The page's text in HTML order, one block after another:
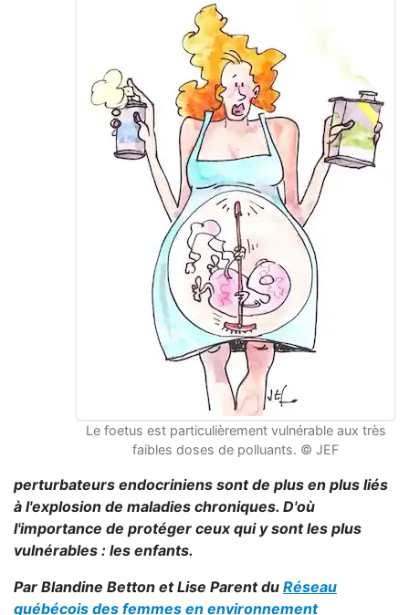
Le foetus est particulièrement vulnérable aux très
faibles doses de polluants. © JEF
perturbateurs endocriniens sont de plus en plus liés
à l'explosion de maladies chroniques. D'où
l'importance de protéger ceux qui y sont les plus
vulnérables : les enfants.
Par Blandine Betton et Lise Parent du Réseau
québécois des femmes en environnement